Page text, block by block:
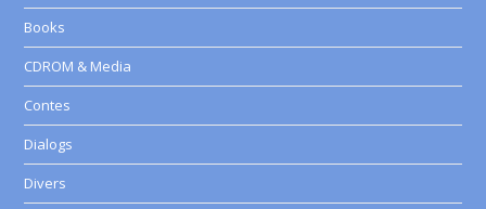
Books
CDROM & Media
Contes
Dialogs
Divers